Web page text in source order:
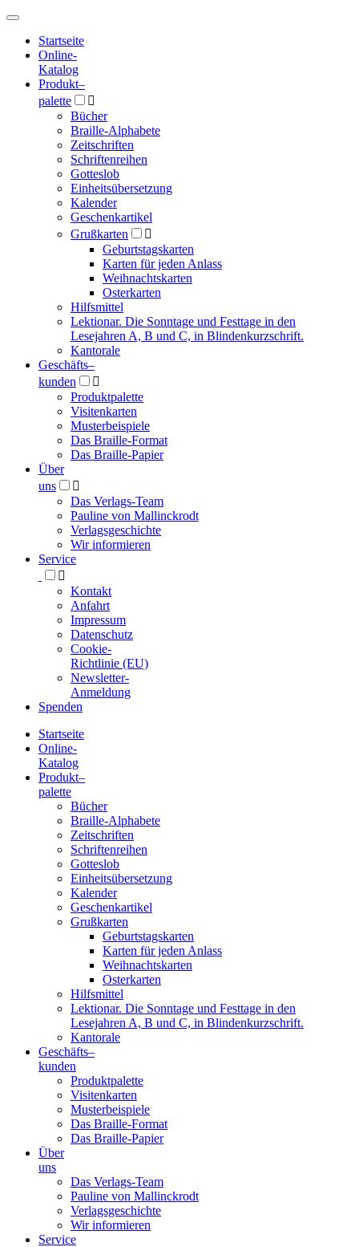
Hauptmenü
Hauptmenü
Startseite
Online-
Katalog
Produkt–
palette

Bücher
Braille-Alphabete
Zeitschriften
Schriftenreihen
Gotteslob
Einheitsübersetzung
Kalender
Geschenkartikel
Grußkarten

Geburtstagskarten
Karten für jeden Anlass
Weihnachtskarten
Osterkarten
Hilfsmittel
Lektionar. Die Sonntage und Festtage in den
Lesejahren A, B und C, in Blindenkurzschrift.
Kantorale
Geschäfts­–
kunden

Produktpalette
Visitenkarten
Musterbeispiele
Das Braille-Format
Das Braille-Papier
Über
uns

Das Verlags-Team
Pauline von Mallinckrodt
Verlagsgeschichte
Wir informieren
Service

Kontakt
Anfahrt
Impressum
Datenschutz
Cookie-
Richtlinie (EU)
Newsletter-
Anmeldung
Spenden
Blindenschrift-
Verlag
Druckerei
gGmbH
Startseite
Online-
Katalog
Produkt–
palette
Bücher
Braille-Alphabete
Zeitschriften
Schriftenreihen
Gotteslob
Einheitsübersetzung
Kalender
Geschenkartikel
Grußkarten
Geburtstagskarten
Karten für jeden Anlass
Weihnachtskarten
Osterkarten
Hilfsmittel
Lektionar. Die Sonntage und Festtage in den
Lesejahren A, B und C, in Blindenkurzschrift.
Kantorale
Geschäfts­–
kunden
Produktpalette
Visitenkarten
Musterbeispiele
Das Braille-Format
Das Braille-Papier
Über
uns
Das Verlags-Team
Pauline von Mallinckrodt
Verlagsgeschichte
Wir informieren
Service